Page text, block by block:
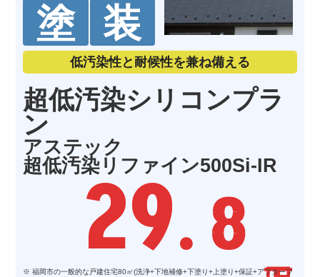
塗
装
低汚染性と耐候性を兼ね備える
超低汚染シリコンプラ
ン
アステック
超低汚染リファイン500Si-IR
29. 8
※ 福岡市の一般的な戸建住宅80㎡(洗浄+下地補修+下塗り+上塗り+保証+アフターフ